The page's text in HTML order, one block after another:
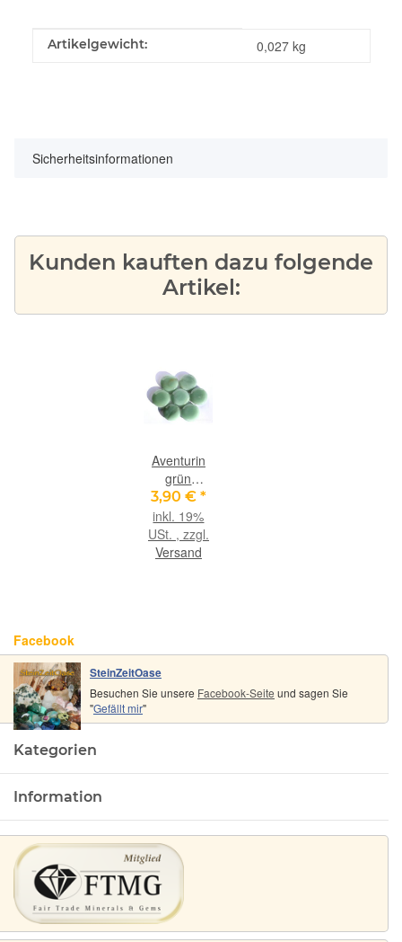
Produkteigenschaft
Wert
Artikelgewicht: 0,027 kg
Sicherheitsinformationen
Kunden kauften dazu folgende
Artikel:
Aventurin
grün
Scheibensteine
- schöne
Qualität -
ca. 3 - 3,4
3,90 € *
inkl. 19%
USt. , zzgl.
Versand
Facebook
SteinZeitOase
Besuchen Sie unsere Facebook-Seite und sagen Sie
"Gefällt mir"
Kategorien
Information